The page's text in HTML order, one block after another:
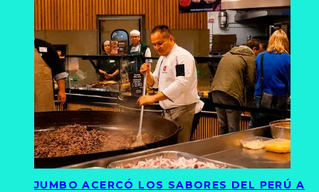
JUMBO ACERCÓ LOS SABORES DEL PERÚ A